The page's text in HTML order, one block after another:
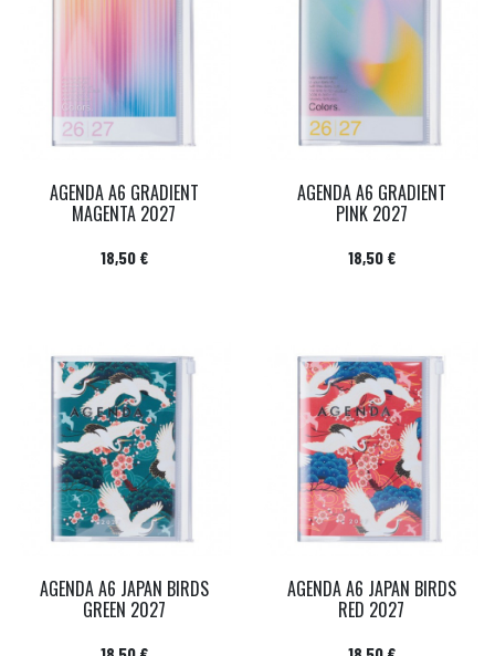
AGENDA A6 GRADIENT
MAGENTA 2027
Prix
18,50 €
AGENDA A6 GRADIENT
PINK 2027
Prix
18,50 €
AGENDA A6 JAPAN BIRDS
GREEN 2027
AGENDA A6 JAPAN BIRDS
RED 2027